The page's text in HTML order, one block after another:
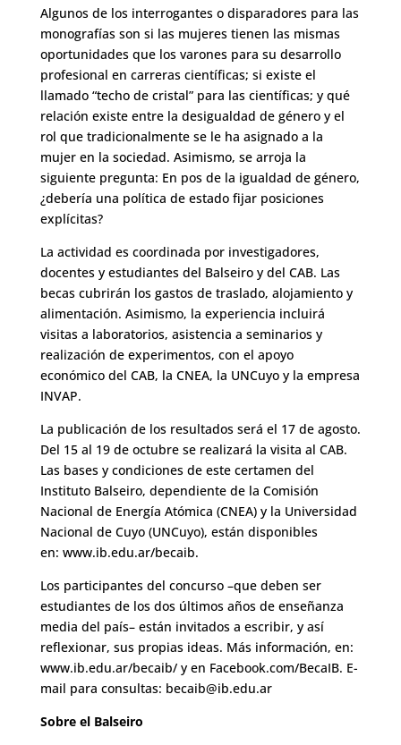
Algunos de los interrogantes o disparadores para las
monografías son si las mujeres tienen las mismas
oportunidades que los varones para su desarrollo
profesional en carreras científicas; si existe el
llamado “techo de cristal” para las científicas; y qué
relación existe entre la desigualdad de género y el
rol que tradicionalmente se le ha asignado a la
mujer en la sociedad. Asimismo, se arroja la
siguiente pregunta: En pos de la igualdad de género,
¿debería una política de estado fijar posiciones
explícitas?
La actividad es coordinada por investigadores,
docentes y estudiantes del Balseiro y del CAB. Las
becas cubrirán los gastos de traslado, alojamiento y
alimentación. Asimismo, la experiencia incluirá
visitas a laboratorios, asistencia a seminarios y
realización de experimentos, con el apoyo
económico del CAB, la CNEA, la UNCuyo y la empresa
INVAP.
La publicación de los resultados será el 17 de agosto.
Del 15 al 19 de octubre se realizará la visita al CAB.
Las bases y condiciones de este certamen del
Instituto Balseiro, dependiente de la Comisión
Nacional de Energía Atómica (CNEA) y la Universidad
Nacional de Cuyo (UNCuyo), están disponibles
en: www.ib.edu.ar/becaib.
Los participantes del concurso –que deben ser
estudiantes de los dos últimos años de enseñanza
media del país– están invitados a escribir, y así
reflexionar, sus propias ideas. Más información, en:
www.ib.edu.ar/becaib/ y en Facebook.com/BecaIB. E-
mail para consultas: becaib@ib.edu.ar
Sobre el Balseiro